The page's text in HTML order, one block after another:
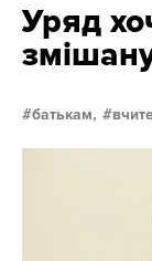
Уряд
батькам,